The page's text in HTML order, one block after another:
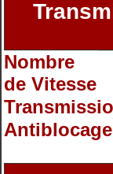
Nombre
de Vitesse
Antiblocage